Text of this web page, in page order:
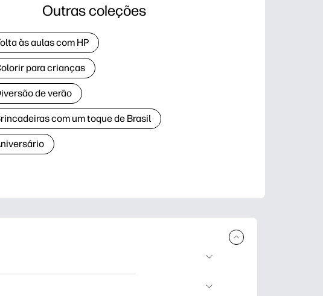
Outras coleções
às aulas com HP
para crianças
de verão
com um toque de Brasil